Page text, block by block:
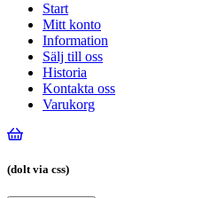
Start
Mitt konto
Information
Sälj till oss
Historia
Kontakta oss
Varukorg
(dolt via css)